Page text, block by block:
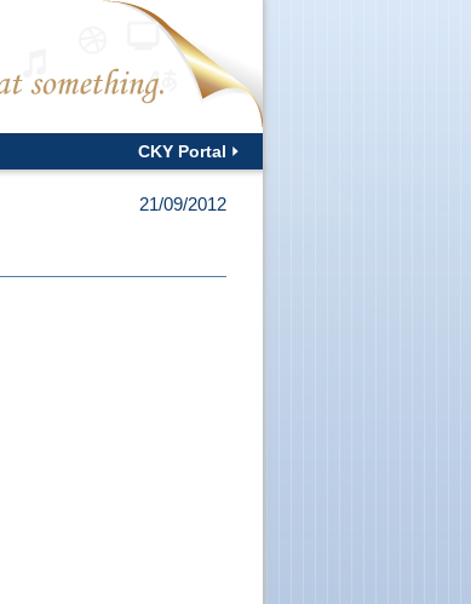
CKY Portal
21/09/2012